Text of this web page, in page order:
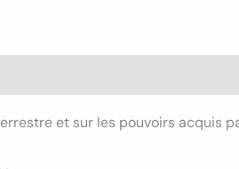
et sur les pouvoirs acquis